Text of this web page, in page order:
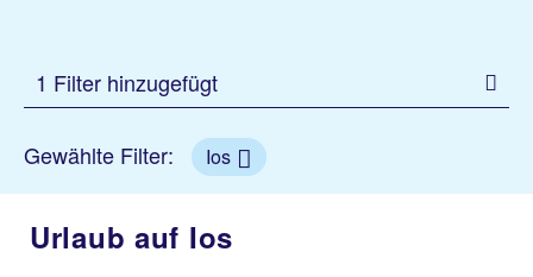
1 Filter hinzugefügt
Gewählte Filter: Ios
Urlaub auf Ios